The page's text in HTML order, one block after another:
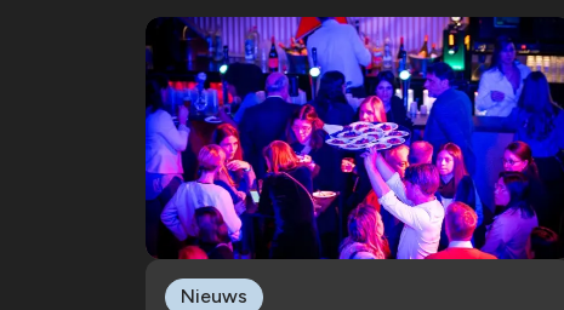
Nieuws